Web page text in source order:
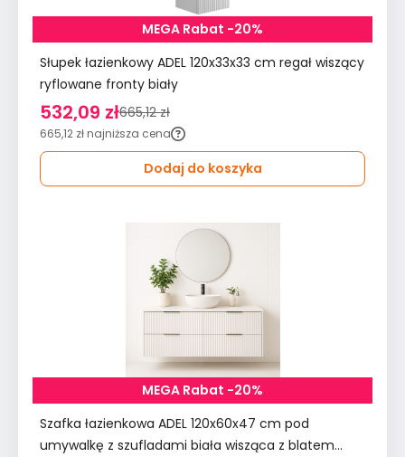
MEGA Rabat -20%
Słupek łazienkowy ADEL 120x33x33 cm regał wiszący
ryflowane fronty biały
532,09 zł665,12 zł
665,12 zł najniższa cena
Dodaj do koszyka
MEGA Rabat -20%
Szafka łazienkowa ADEL 120x60x47 cm pod
umywalkę z szufladami biała wisząca z blatem